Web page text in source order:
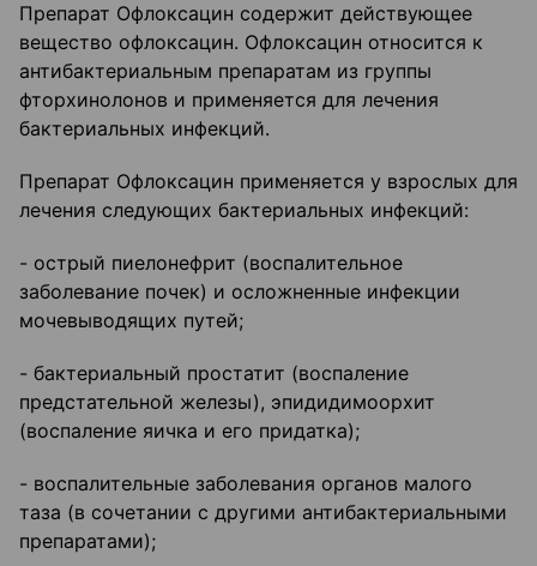
Препарат Офлоксацин содержит действующее
вещество офлоксацин. Офлоксацин относится к
антибактериальным препаратам из группы
фторхинолонов и применяется для лечения
бактериальных инфекций.
Препарат Офлоксацин применяется у взрослых для
лечения следующих бактериальных инфекций:
- острый пиелонефрит (воспалительное
заболевание почек) и осложненные инфекции
мочевыводящих путей;
- бактериальный простатит (воспаление
предстательной железы), эпидидимоорхит
(воспаление яичка и его придатка);
- воспалительные заболевания органов малого
таза (в сочетании с другими антибактериальными
препаратами);